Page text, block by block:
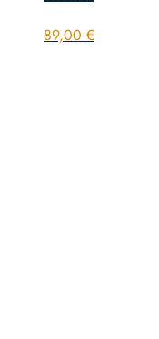
89,00 €